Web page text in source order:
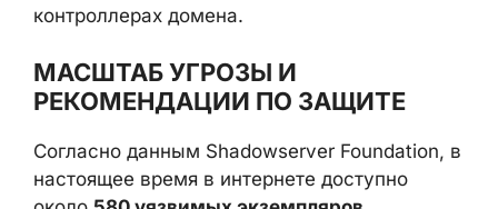
контроллерах домена.
МАСШТАБ УГРОЗЫ И
РЕКОМЕНДАЦИИ ПО ЗАЩИТЕ
Согласно данным Shadowserver Foundation, в
настоящее время в интернете доступно